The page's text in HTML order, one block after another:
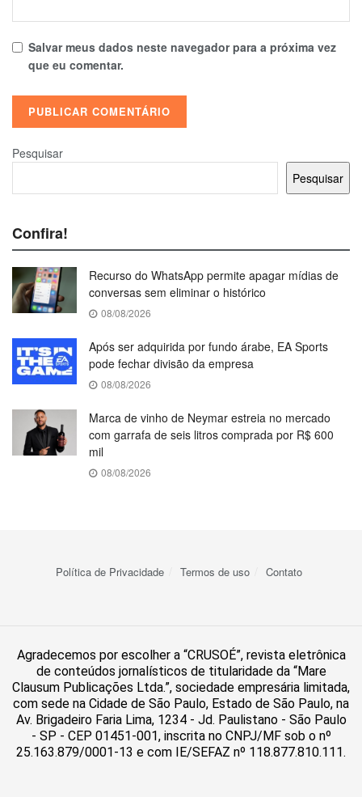
Salvar meus dados neste navegador para a próxima vez
que eu comentar.
Pesquisar
Pesquisar
Confira!
Recurso do WhatsApp permite apagar mídias de
conversas sem eliminar o histórico
08/08/2026
Após ser adquirida por fundo árabe, EA Sports
pode fechar divisão da empresa
08/08/2026
Marca de vinho de Neymar estreia no mercado
com garrafa de seis litros comprada por R$ 600
mil
08/08/2026
Política de Privacidade Termos de uso Contato
Agradecemos por escolher a “CRUSOÉ”, revista eletrônica
de conteúdos jornalísticos de titularidade da “Mare
Clausum Publicações Ltda.”, sociedade empresária limitada,
com sede na Cidade de São Paulo, Estado de São Paulo, na
Av. Brigadeiro Faria Lima, 1234 - Jd. Paulistano - São Paulo
- SP - CEP 01451-001, inscrita no CNPJ/MF sob o nº
25.163.879/0001-13 e com IE/SEFAZ nº 118.877.810.111.